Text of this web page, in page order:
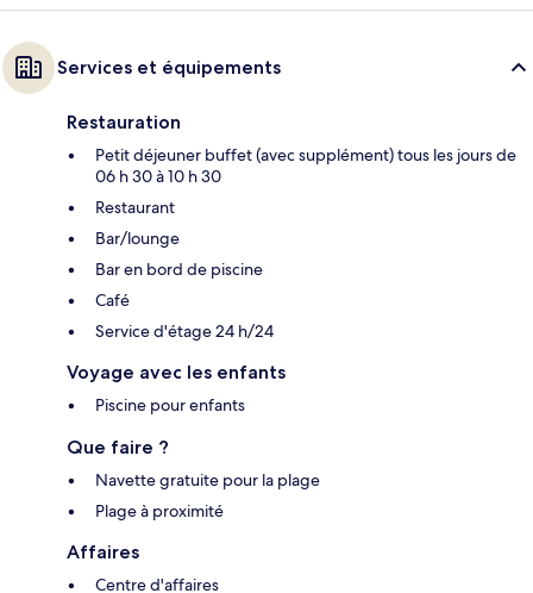
Services et équipements
Restauration
Petit déjeuner buffet (avec supplément) tous les jours de
06 h 30 à 10 h 30
Restaurant
Bar/lounge
Bar en bord de piscine
Café
Service d'étage 24 h/24
Voyage avec les enfants
Piscine pour enfants
Que faire ?
Navette gratuite pour la plage
Plage à proximité
Affaires
Centre d'affaires